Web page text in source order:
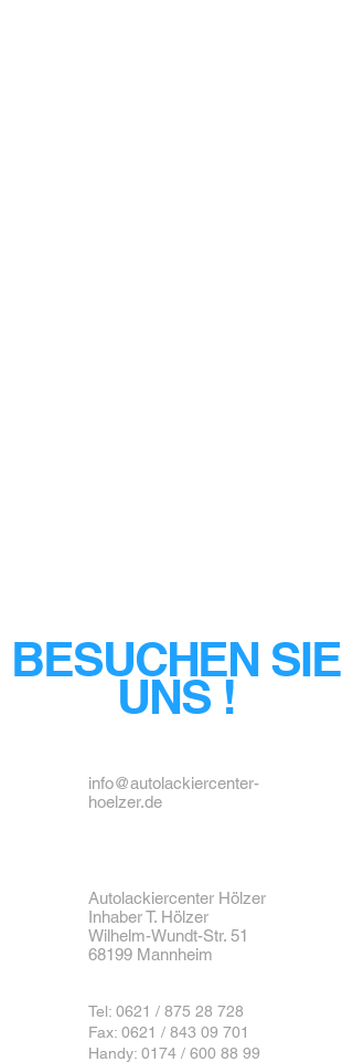
BESUCHEN SIE
UNS !
info@autolackiercenter-
hoelzer.de
Autolackiercenter Hölzer
Inhaber T. Hölzer
Wilhelm-Wundt-Str. 51
68199 Mannheim
Tel: 0621 / 875 28 728
Fax: 0621 / 843 09 701
Handy: 0174 / 600 88 99